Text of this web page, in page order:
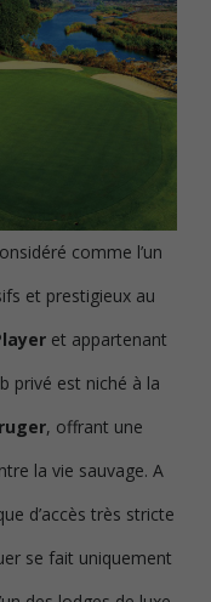
comme l’un
et prestigieux au
et appartenant
privé est niché à la
, offrant une
la vie sauvage. A
d’accès très stricte
se fait uniquement